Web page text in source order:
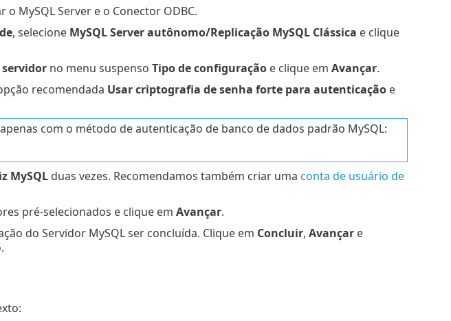
MySQL Server e o Conector ODBC.
, selecione MySQL Server autônomo/Replicação MySQL Clássica e clique
no menu suspenso Tipo de configuraçãoe clique em Avançar.
recomendada Usar criptografia de senha forte para autenticaçãoe
apenas com o método de autenticação de banco de dados padrão MySQL:
MySQLduas vezes. Recomendamos também criar uma conta de usuário de
pré-selecionados e clique em Avançar.
do Servidor MySQL ser concluída. Clique em Concluir, Avançare